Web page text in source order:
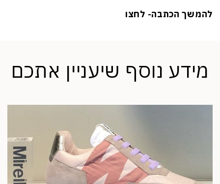
להמשך הכתבה- לחצו
מידע נוסף שיעניין אתכם